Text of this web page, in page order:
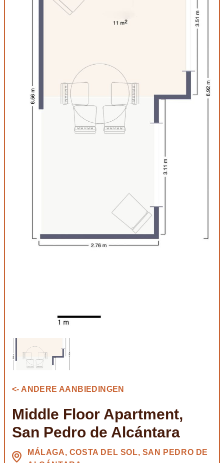
<- ANDERE AANBIEDINGEN
Middle Floor Apartment,
San Pedro de Alcántara
MÁLAGA, COSTA DEL SOL, SAN PEDRO DE